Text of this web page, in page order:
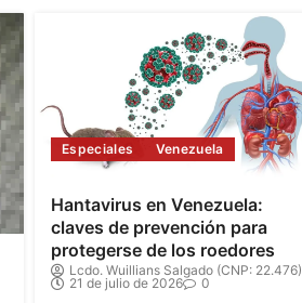
Especiales Venezuela
Hantavirus en Venezuela:
claves de prevención para
protegerse de los roedores
Lcdo. Wuillians Salgado (CNP: 22.476)
21 de julio de 2026
0